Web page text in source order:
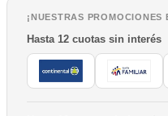
¡NUESTRAS PROMOCIONES
Hasta 12 cuotas sin interés